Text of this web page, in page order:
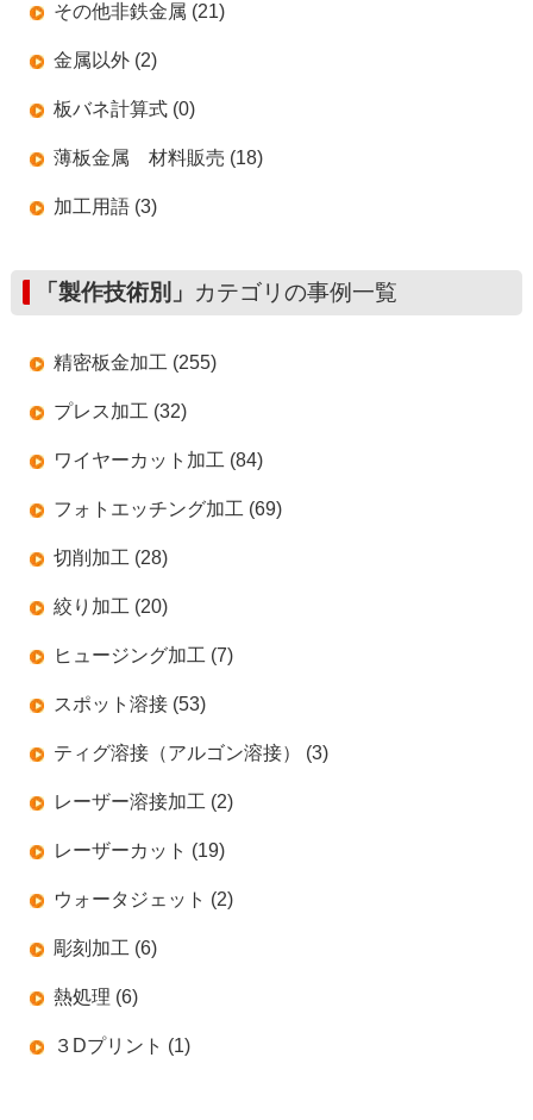
その他非鉄金属 (21)
金属以外 (2)
板バネ計算式 (0)
薄板金属 材料販売 (18)
加工用語 (3)
「製作技術別」 カテゴリの事例一覧
精密板金加工 (255)
プレス加工 (32)
ワイヤーカット加工 (84)
フォトエッチング加工 (69)
切削加工 (28)
絞り加工 (20)
ヒュージング加工 (7)
スポット溶接 (53)
ティグ溶接（アルゴン溶接） (3)
レーザー溶接加工 (2)
レーザーカット (19)
ウォータジェット (2)
彫刻加工 (6)
熱処理 (6)
３Dプリント (1)